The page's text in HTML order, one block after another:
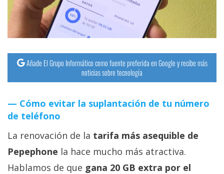
Añade El Grupo Informático como fuente preferida en Google y recibe más
noticias sobre tecnología
Cómo evitar la suplantación de tu número
de teléfono
La renovación de la tarifa más asequible de
Pepephone la hace mucho más atractiva.
Hablamos de que gana 20 GB extra por el